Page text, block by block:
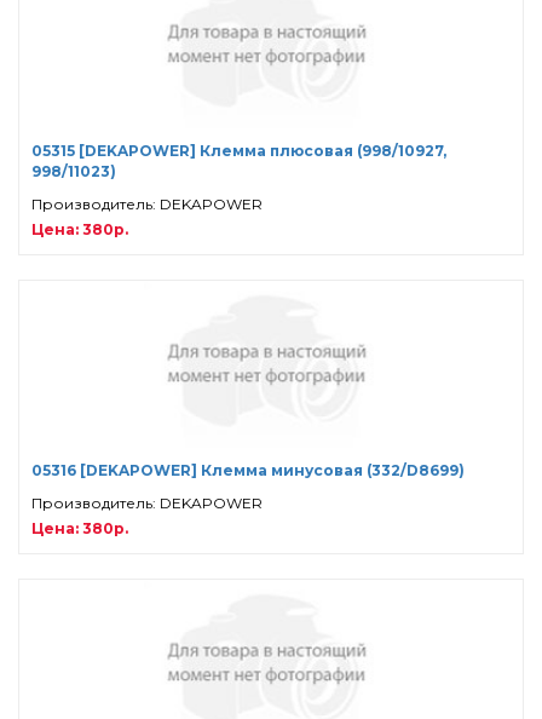
05315 [DEKAPOWER] Клемма плюсовая (998/10927,
998/11023)
Производитель: DEKAPOWER
Цена: 380р.
05316 [DEKAPOWER] Клемма минусовая (332/D8699)
Производитель: DEKAPOWER
Цена: 380р.